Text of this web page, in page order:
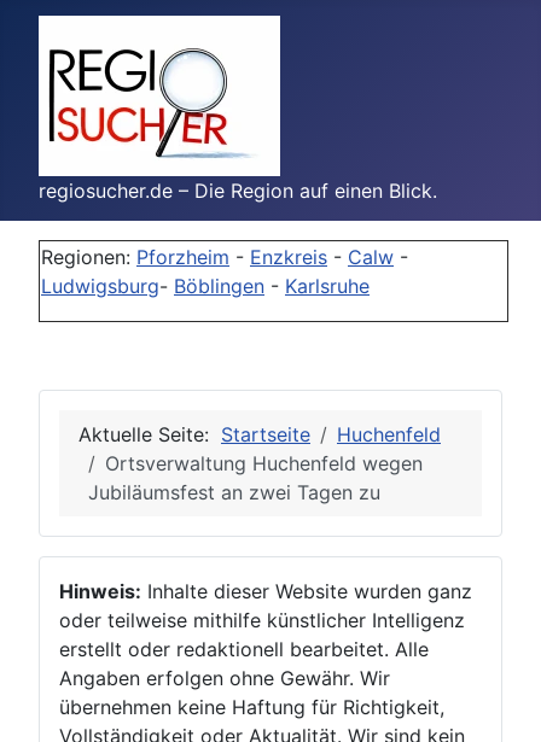
regiosucher.de – Die Region auf einen Blick.
Regionen: Pforzheim - Enzkreis - Calw -
Ludwigsburg- Böblingen - Karlsruhe
Aktuelle Seite: Startseite
Huchenfeld
Ortsverwaltung Huchenfeld wegen
Jubiläumsfest an zwei Tagen zu
Hinweis: Inhalte dieser Website wurden ganz
oder teilweise mithilfe künstlicher Intelligenz
erstellt oder redaktionell bearbeitet. Alle
Angaben erfolgen ohne Gewähr. Wir
übernehmen keine Haftung für Richtigkeit,
Vollständigkeit oder Aktualität. Wir sind kein